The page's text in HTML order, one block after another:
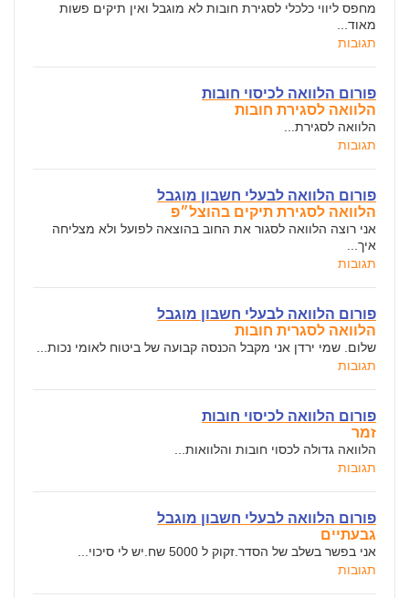
מחפס ליווי כלכלי לסגירת חובות לא מוגבל ואין תיקים פשות
מאוד...
תגובות
פורום הלוואה לכיסוי חובות
הלוואה לסגירת חובות
הלוואה לסגירת...
תגובות
פורום הלוואה לבעלי חשבון מוגבל
הלוואה לסגירת תיקים בהוצל״פ
אני רוצה הלוואה לסגור את החוב בהוצאה לפועל ולא מצליחה
איך...
תגובות
פורום הלוואה לבעלי חשבון מוגבל
הלוואה לסגרית חובות
שלום. שמי ירדן אני מקבל הכנסה קבועה של ביטוח לאומי נכות...
תגובות
פורום הלוואה לכיסוי חובות
זמר
הלוואה גדולה לכסוי חובות והלוואות...
תגובות
פורום הלוואה לבעלי חשבון מוגבל
גבעתיים
אני בפשר בשלב של הסדר.זקוק ל 5000 שח.יש לי סיכוי...
תגובות